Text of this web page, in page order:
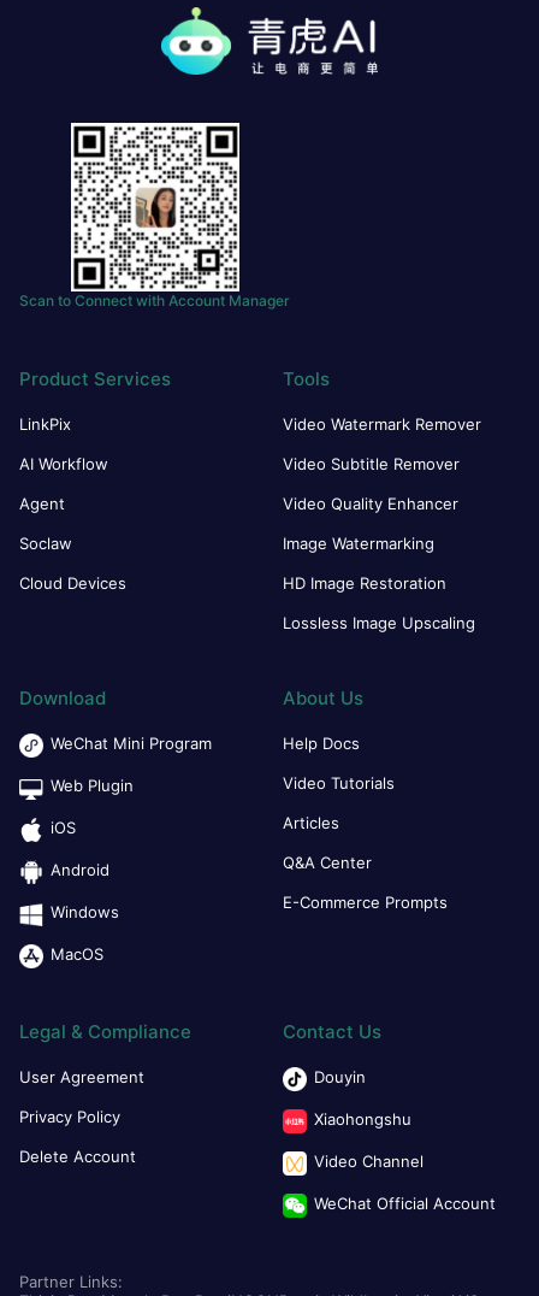
Scan to Connect with Account Manager
Product Services
LinkPix
AI Workflow
Agent
Soclaw
Cloud Devices
Tools
Video Watermark Remover
Video Subtitle Remover
Video Quality Enhancer
Image Watermarking
HD Image Restoration
Lossless Image Upscaling
Download
WeChat Mini Program
Web Plugin
iOS
Android
Windows
MacOS
About Us
Help Docs
Video Tutorials
Articles
Q&A Center
E-Commerce Prompts
Legal & Compliance
User Agreement
Privacy Policy
Delete Account
Contact Us
Douyin
Xiaohongshu
Video Channel
WeChat Official Account
Partner Links: